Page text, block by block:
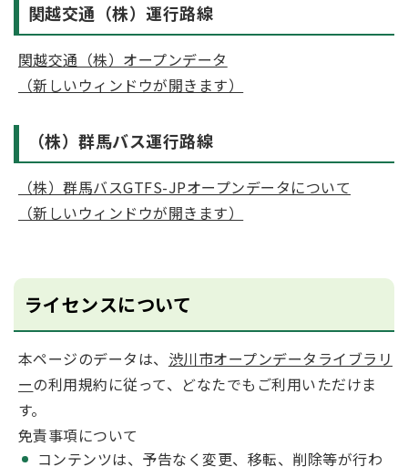
関越交通（株）運行路線
関越交通（株）オープンデータ
（新しいウィンドウが開きます）
（株）群馬バス運行路線
（株）群馬バスGTFS-JPオープンデータについて
（新しいウィンドウが開きます）
ライセンスについて
本ページのデータは、 渋川市オープンデータライブラリ
ーの利用規約に従って、どなたでもご利用いただけま
す。
免責事項について
コンテンツは、予告なく変更、移転、削除等が行わ